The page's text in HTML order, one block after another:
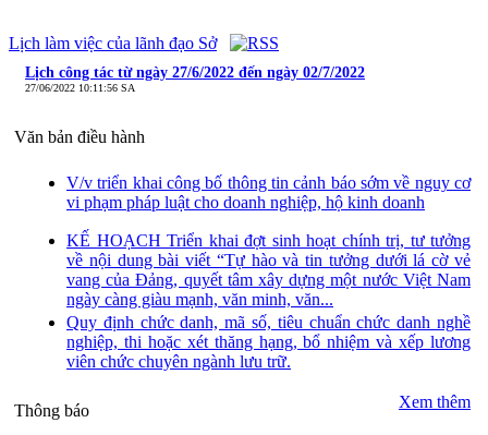
Lịch làm việc của lãnh đạo Sở
Lịch công tác từ ngày 27/6/2022 đến ngày 02/7/2022
27/06/2022 10:11:56 SA
Văn bản điều hành
V/v triển khai công bố thông tin cảnh báo sớm về nguy cơ
vi phạm pháp luật cho doanh nghiệp, hộ kinh doanh
KẾ HOẠCH Triển khai đợt sinh hoạt chính trị, tư tưởng
về nội dung bài viết “Tự hào và tin tưởng dưới lá cờ vẻ
vang của Đảng, quyết tâm xây dựng một nước Việt Nam
ngày càng giàu mạnh, văn minh, văn...
Quy định chức danh, mã số, tiêu chuẩn chức danh nghề
nghiệp, thi hoặc xét thăng hạng, bổ nhiệm và xếp lương
viên chức chuyên ngành lưu trữ.
Xem thêm
Thông báo